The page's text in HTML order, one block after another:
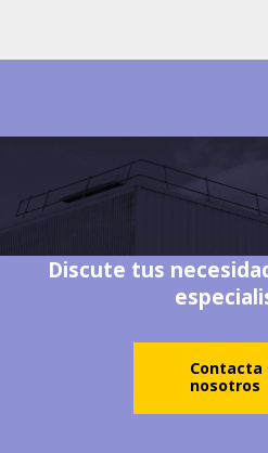
Discute tus
Contacta
nosotros